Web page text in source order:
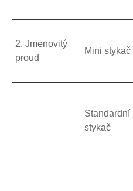
2. Jmenovitý
proud
Mini stykač
Standardní
stykač